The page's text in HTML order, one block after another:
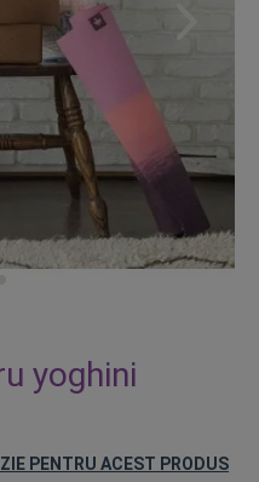
yoghini
PENTRU ACEST PRODUS